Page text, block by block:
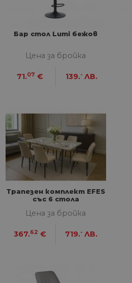
Бар стол Lumi бежов
Цена за бройка
71.07 € 139.- ЛВ.
Трапезен комплект EFES
със 6 стола
Цена за бройка
367.62 € 719.- ЛВ.